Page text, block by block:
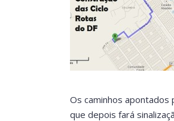
Os caminhos apontados
que depois fará